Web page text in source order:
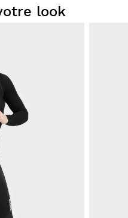
look